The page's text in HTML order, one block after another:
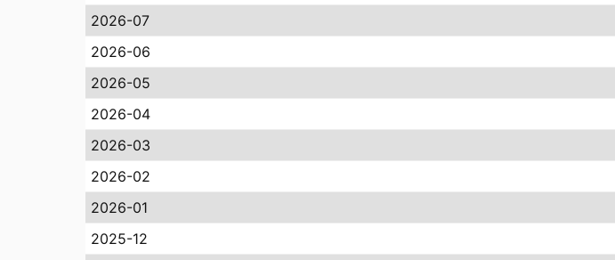
2026-07
2026-06
2026-05
2026-04
2026-03
2026-02
2026-01
2025-12